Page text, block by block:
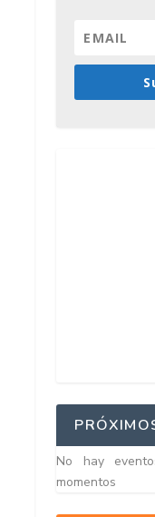
No hay
momentos